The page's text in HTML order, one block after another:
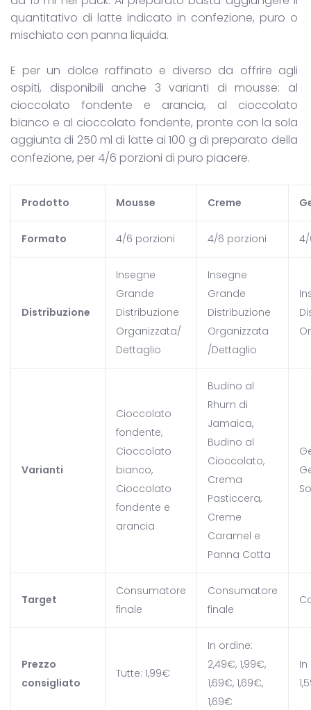
quantitativo di latte indicato in confezione, puro o
mischiato con panna liquida.
E per un dolce raffinato e diverso da offrire agli
ospiti, disponibili anche 3 varianti di mousse: al
cioccolato fondente e arancia, al cioccolato
bianco e al cioccolato fondente, pronte con la sola
aggiunta di 250 ml di latte ai 100 g di preparato della
confezione, per 4/6 porzioni di puro piacere.
Prodotto Mousse Creme
Formato 4/6 porzioni 4/6 porzioni
Distribuzione
Insegne
Grande
Distribuzione
Organizzata/
Dettaglio
Insegne
Grande
Distribuzione
Organizzata
/Dettaglio
Varianti
Cioccolato
fondente,
Cioccolato
bianco,
Cioccolato
fondente e
arancia
Budino al
Rhum di
Jamaica,
Budino al
Cioccolato,
Crema
Pasticcera,
Creme
Caramel e
Panna Cotta
Target
Consumatore
finale
Consumatore
finale
Prezzo
consigliato
Tutte: 1,99€
In ordine:
2,49€, 1,99€,
1,69€, 1,69€,
1,69€
In